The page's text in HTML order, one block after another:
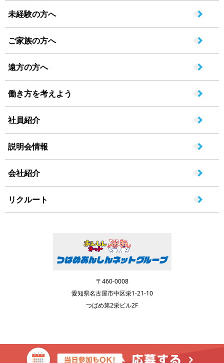
未経験の方へ
ご家族の方へ
遠方の方へ
働き方を考えよう
社員紹介
説明会情報
会社紹介
リクルート
〒460-0008
愛知県名古屋市中区栄1-21-10
つばめ第2栄ビル2F